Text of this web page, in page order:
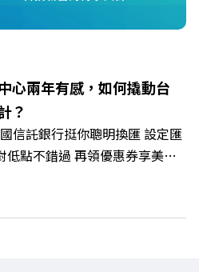
驚豔業界的「生育代理人制度」
從社會創新到經典「日本展」的
副社長兼遠見智庫總編輯 李建
事長 黃晴雯 +++++ 🫧清除腦
雜亂。 點開看質感養成術>>
✨關注《遠見》更多的社群：
IG：
：https://bit.ly/38jNi9k
心兩年有感，如何撬動台
？
信託銀行挺你聰明換匯 設定匯
點不錯過 再領優惠券享美金
： https://fstry.pse.is/9d7lr7
匯兌損失，應評估涉及自身情
詳見網站資訊。 —— 以上為